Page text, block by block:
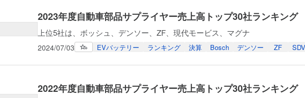
2023年度自動車部品サプライヤー売上高トップ30社ランキング
上位5社は、ボッシュ、デンソー、ZF、現代モービス、マグナ
2024/07/03 EVバッテリー ランキング 決算 Bosch デンソー ZF SDV
2022年度自動車部品サプライヤー売上高トップ30社ランキング